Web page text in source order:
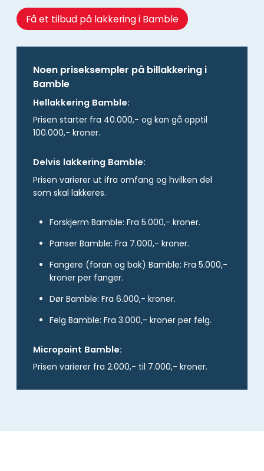
Få et tilbud på lakkering i Bamble
Noen priseksempler på billakkering i
Bamble
Hellakkering Bamble:
Prisen starter fra 40.000,- og kan gå opptil
100.000,- kroner.
Delvis lakkering Bamble:
Prisen varierer ut ifra omfang og hvilken del
som skal lakkeres.
Forskjerm Bamble: Fra 5.000,- kroner.
Panser Bamble: Fra 7.000,- kroner.
Fangere (foran og bak) Bamble: Fra 5.000,-
kroner per fanger.
Dør Bamble: Fra 6.000,- kroner.
Felg Bamble: Fra 3.000,- kroner per felg.
Micropaint Bamble:
Prisen varierer fra 2.000,- til 7.000,- kroner.